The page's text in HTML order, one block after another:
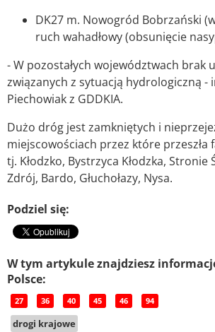
DK27 m. Nowogród Bobrzański
ruch wahadłowy (obsunięcie
- W pozostałych województwach brak
związanych z sytuacją hydrologiczną -
Piechowiak z GDDKIA.
Dużo dróg jest zamkniętych i
miejscowościach przez które przeszła
tj. Kłodzko, Bystrzyca Kłodzka, Stronie
Zdrój, Bardo, Głuchołazy, Nysa.
Podziel się:
W tym artykule znajdziesz
Polsce:
27 36 40 45 46 94
drogi krajowe